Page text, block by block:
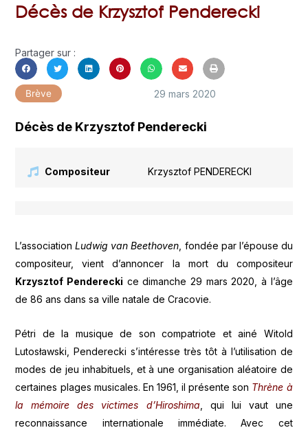
Décès de Krzysztof Penderecki
Partager sur :
Brève 29 mars 2020
Décès de Krzysztof Penderecki
Compositeur Krzysztof PENDERECKI
L’associationLudwig van Beethoven , fondée par l’épouse du
compositeur, vient d’annoncer la mort du compositeur
Krzysztof Penderecki ce dimanche 29 mars 2020, à l’âge
de 86 ans dans sa ville natale de Cracovie.
Pétri de la musique de son compatriote et ainé Witold
Lutosławski, Penderecki s’intéresse très tôt à l’utilisation de
modes de jeu inhabituels, et à une organisation aléatoire de
certaines plages musicales. En 1961, il présente son Thrène à
la mémoire des victimes d’Hiroshima, qui lui vaut une
reconnaissance internationale immédiate. Avec cet